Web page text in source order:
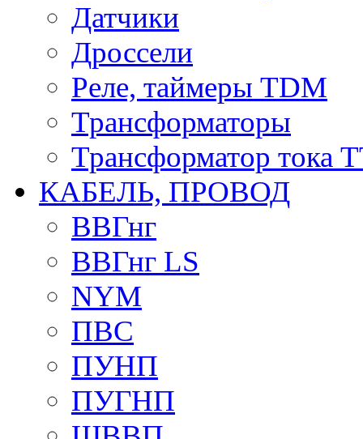
Датчики
Дроссели
Реле, таймеры TDM
Трансформаторы
Трансформатор тока
КАБЕЛЬ, ПРОВОД
ВВГнг
ВВГнг LS
NYM
ПВС
ПУНП
ПУГНП